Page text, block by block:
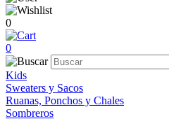
0
0
Kids
Sweaters y Sacos
Ruanas, Ponchos y Chales
Sombreros